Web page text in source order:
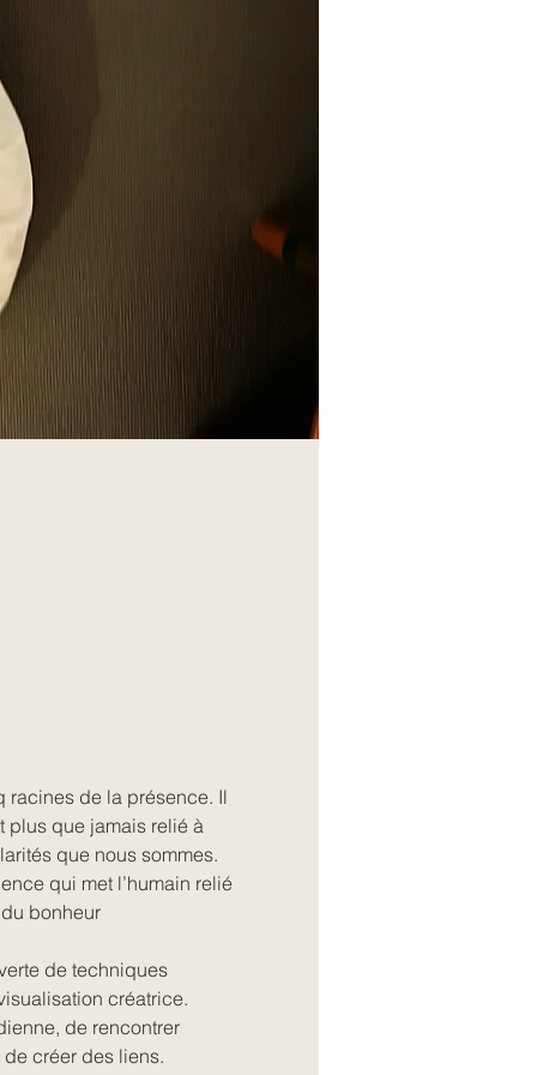
racines de la présence. Il
plus que jamais relié à
que nous sommes.
qui met l’humain relié
bonheur
de techniques
créatrice.
de rencontrer
créer des liens.